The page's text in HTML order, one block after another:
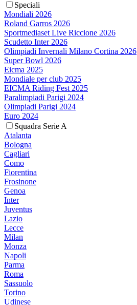
Speciali
Mondiali 2026
Roland Garros 2026
Sportmediaset Live Riccione 2026
Scudetto Inter 2026
Olimpiadi Invernali Milano Cortina 2026
Super Bowl 2026
Eicma 2025
Mondiale per club 2025
EICMA Riding Fest 2025
Paralimpiadi Parigi 2024
Olimpiadi Parigi 2024
Euro 2024
Squadra Serie A
Atalanta
Bologna
Cagliari
Como
Fiorentina
Frosinone
Genoa
Inter
Juventus
Lazio
Lecce
Milan
Monza
Napoli
Parma
Roma
Sassuolo
Torino
Udinese